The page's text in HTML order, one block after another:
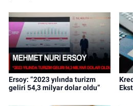
Ersoy: “2023 yılında turizm
geliri 54,3 milyar dolar oldu”